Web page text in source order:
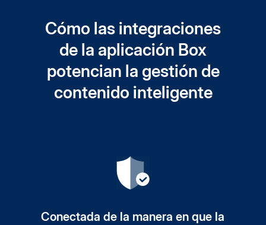
Cómo las integraciones
de la aplicación Box
potencian la gestión de
contenido inteligente
Conectada de la manera en que la